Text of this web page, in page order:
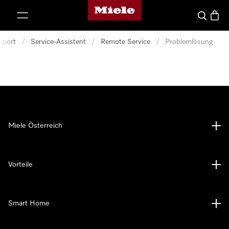
Miele-Homepage
Suche
/ Service-Assistent / Remote Service / Problemlösung
Miele Österreich
Vorteile
Smart Home